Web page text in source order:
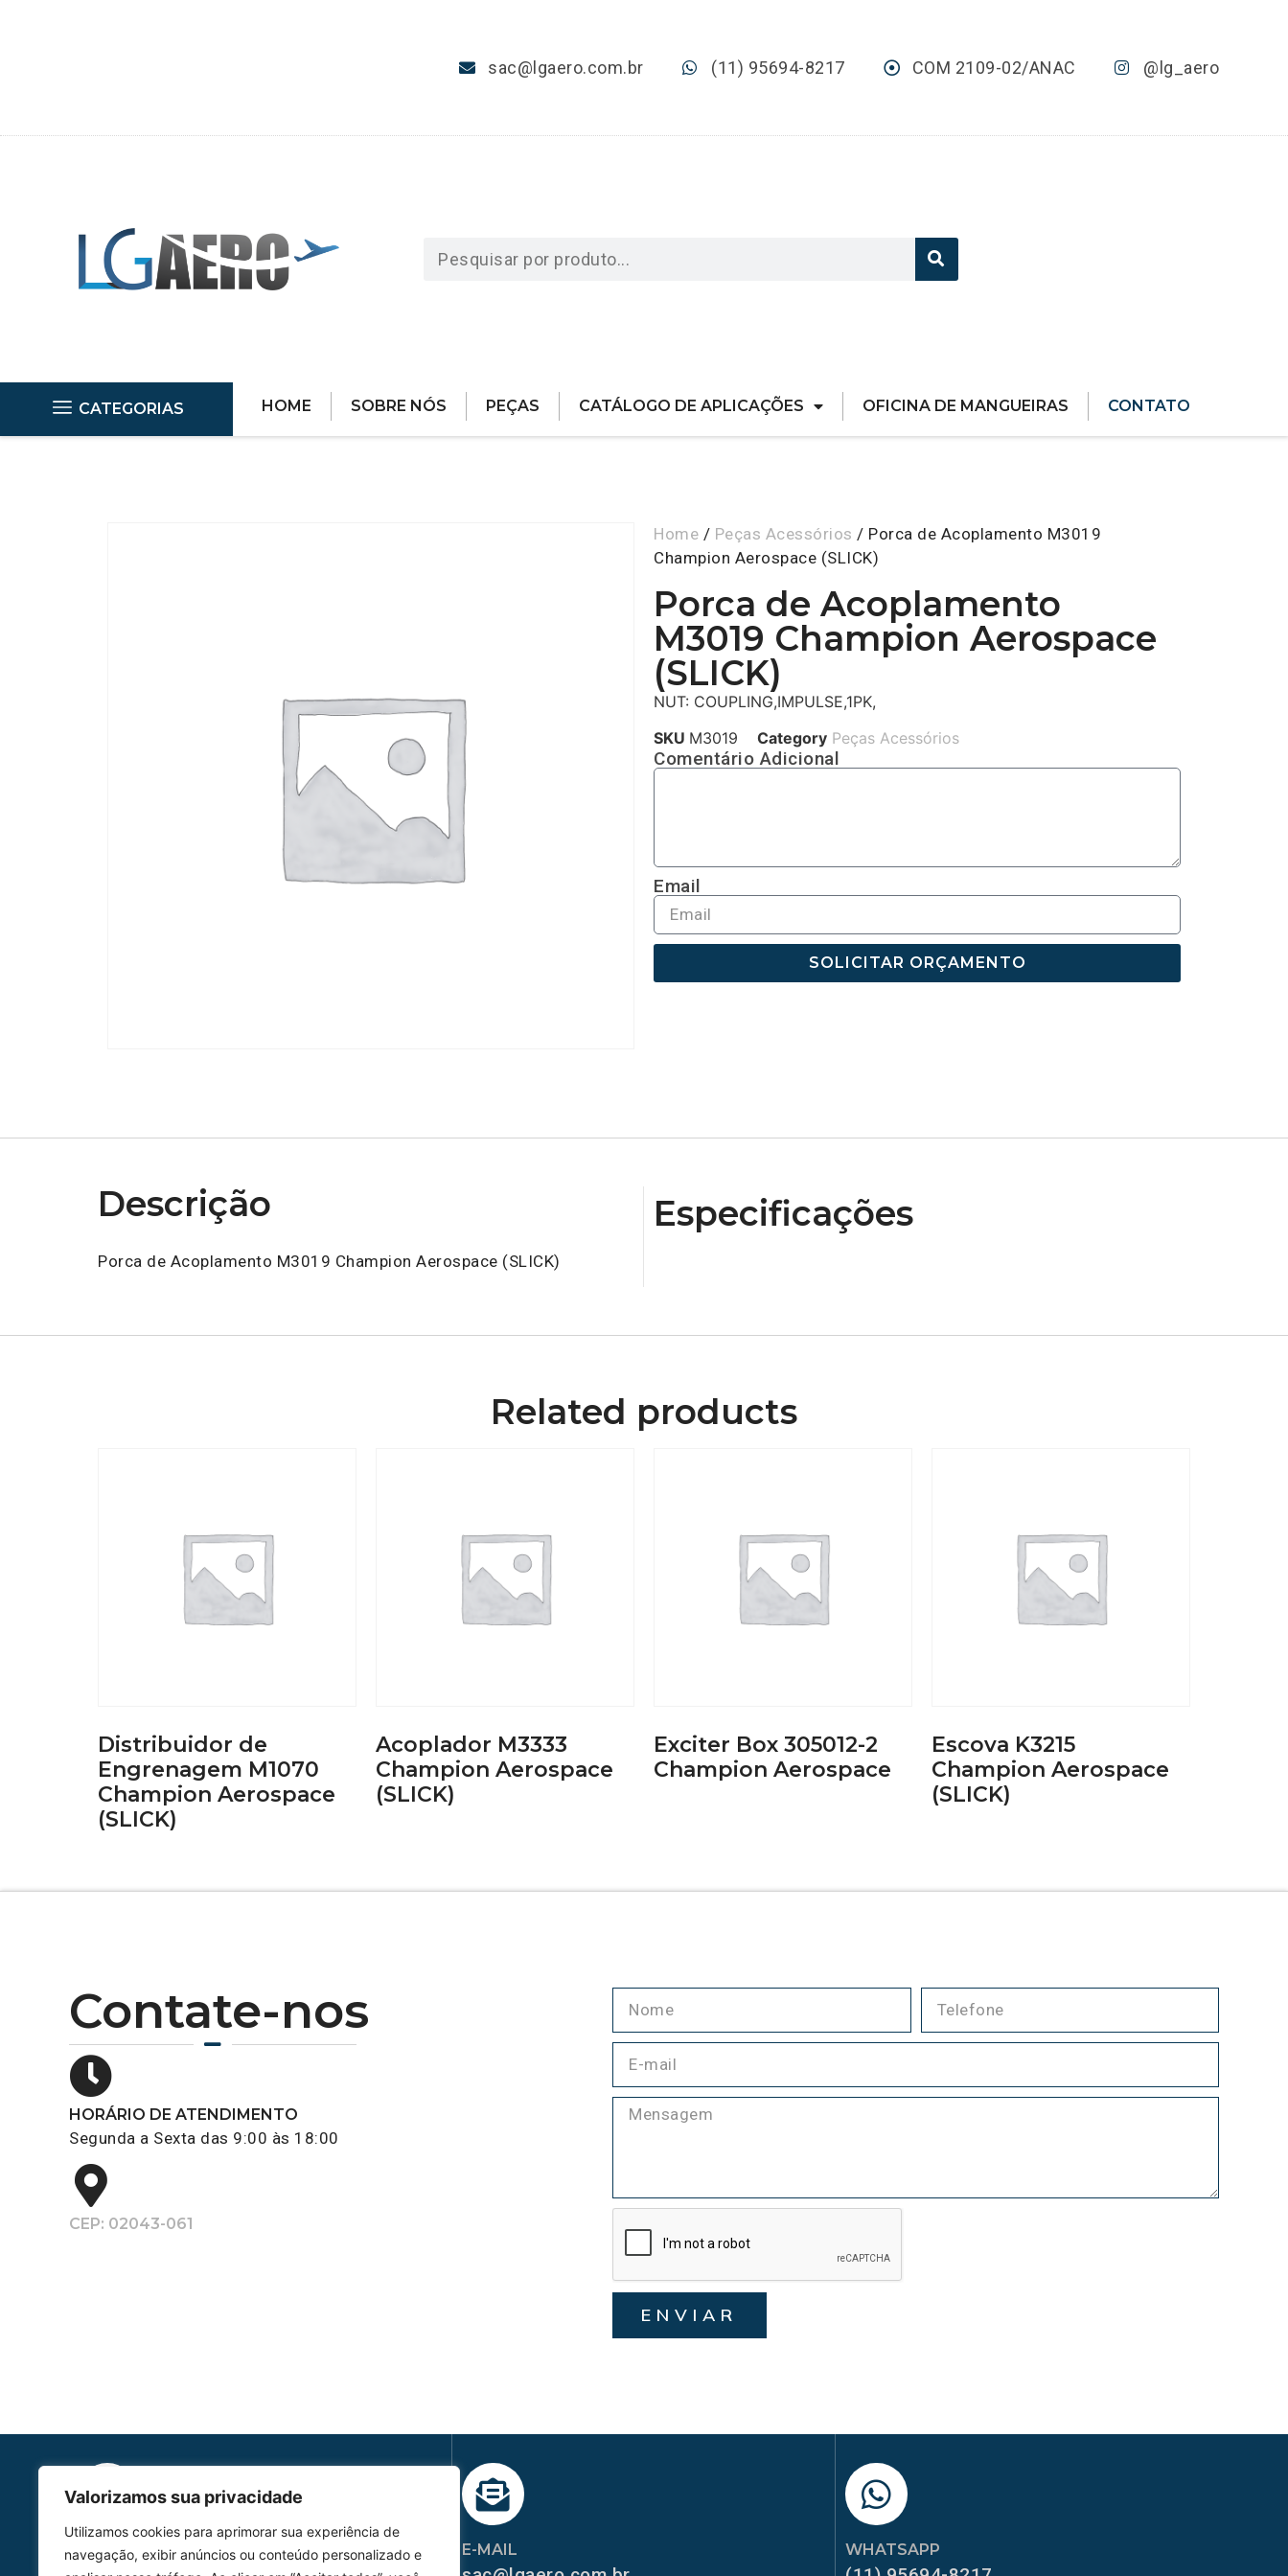
Valorizamos sua privacidade
Utilizamos cookies para aprimorar sua experiência de
navegação, exibir anúncios ou conteúdo personalizado e
sac@lgaero.com.br (11) 95694-8217 COM 2109-02/ANAC @lg_aero
CATEGORIAS HOME SOBRE NÓS PEÇAS CATÁLOGO DE APLICAÇÕES OFICINA DE MANGUEIRAS CONTATO
Home / Peças Acessórios / Porca de Acoplamento M3019
Champion Aerospace (SLICK)
Porca de Acoplamento
M3019 Champion Aerospace
(SLICK)
NUT: COUPLING,IMPULSE,1PK,
SKU M3019 Category Peças Acessórios
Comentário Adicional
Email
SOLICITAR ORÇAMENTO
Descrição
Porca de Acoplamento M3019 Champion Aerospace (SLICK)
Especificações
Related products
Distribuidor de
Engrenagem M1070
Champion Aerospace
(SLICK)
Acoplador M3333
Champion Aerospace
(SLICK)
Exciter Box 305012-2
Champion Aerospace
Escova K3215
Champion Aerospace
(SLICK)
Contate-nos
HORÁRIO DE ATENDIMENTO
Segunda a Sexta das 9:00 às 18:00
CEP: 02043-061
ENVIAR
HOMOLGAÇÃO
COM 2109-02/ANAC
E-MAIL WHATSAPP